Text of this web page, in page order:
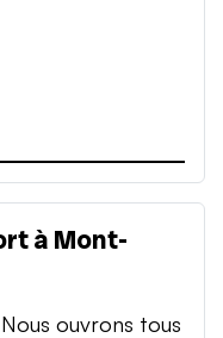
à Mont-
ouvrons tous